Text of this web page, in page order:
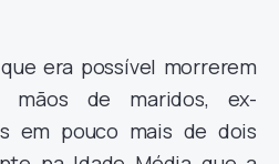
era possível morrerem
mãos de maridos, ex-
em pouco mais de dois